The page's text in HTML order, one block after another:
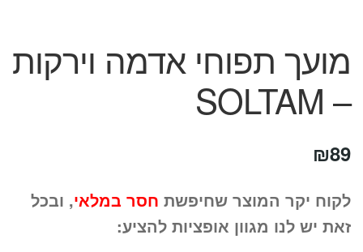
מועך תפוחי אדמה וירקות
– SOLTAM
₪89
לקוח יקר המוצר שחיפשת חסר במלאי, ובכל
זאת יש לנו מגוון אופציות להציע: